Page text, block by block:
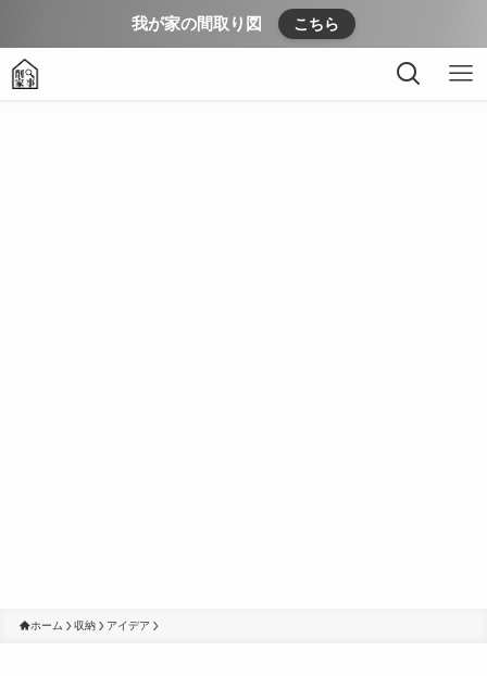
我が家の間取り図 こちら
ホーム 収納 アイデア